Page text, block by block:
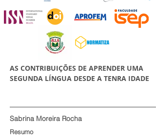
AS CONTRIBUIÇÕES DE APRENDER UMA
SEGUNDA LÍNGUA DESDE A TENRA IDADE
Sabrina Moreira Rocha
Resumo